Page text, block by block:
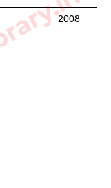
2008